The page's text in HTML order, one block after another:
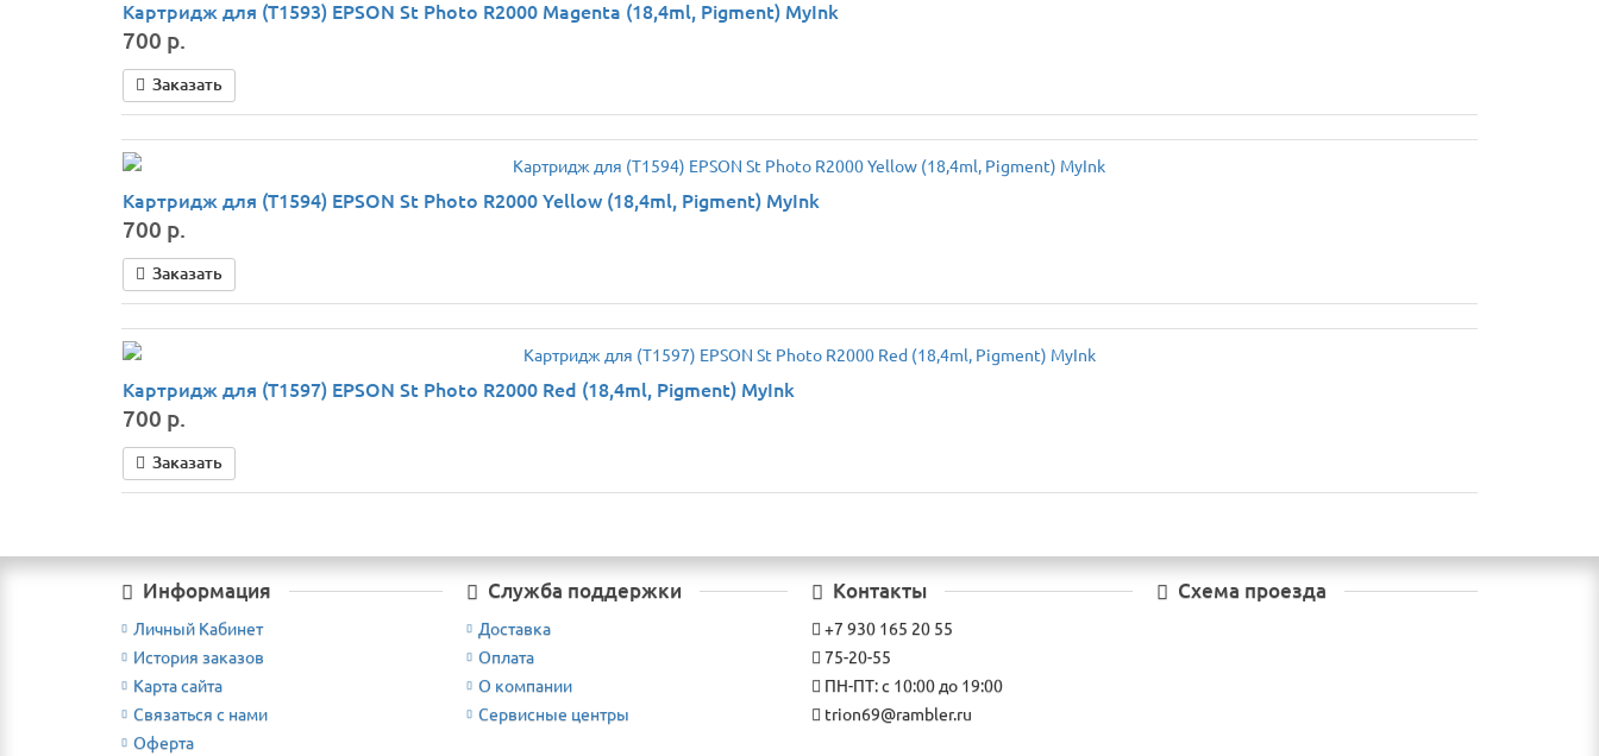
Картридж для (T1593) EPSON St Photo R2000 Magenta (18,4ml, Pigment) MyInk
700 р.
Заказать
Картридж для (T1594) EPSON St Photo R2000 Yellow (18,4ml, Pigment) MyInk
700 р.
Заказать
Картридж для (T1597) EPSON St Photo R2000 Red (18,4ml, Pigment) MyInk
700 р.
Заказать
Информация
Личный Кабинет
История заказов
Карта сайта
Связаться с нами
Оферта
Служба поддержки
Доставка
Оплата
О компании
Сервисные центры
Контакты
+7 930 165 20 55
75-20-55
ПН-ПТ: с 10:00 до 19:00
trion69@rambler.ru
Схема проезда